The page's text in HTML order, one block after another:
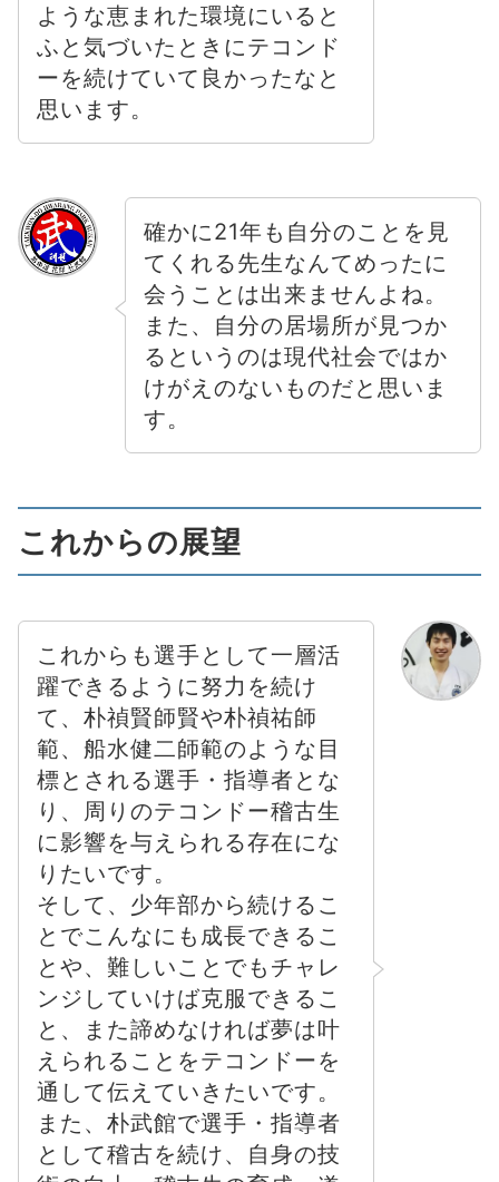
ような恵まれた環境にいると
ふと気づいたときにテコンド
ーを続けていて良かったなと
思います。
確かに21年も自分のことを見
てくれる先生なんてめったに
会うことは出来ませんよね。
また、自分の居場所が見つか
るというのは現代社会ではか
けがえのないものだと思いま
す。
これからの展望
これからも選手として一層活
躍できるように努力を続け
て、朴禎賢師賢や朴禎祐師
範、船水健二師範のような目
標とされる選手・指導者とな
り、周りのテコンドー稽古生
に影響を与えられる存在にな
りたいです。
そして、少年部から続けるこ
とでこんなにも成長できるこ
とや、難しいことでもチャレ
ンジしていけば克服できるこ
と、また諦めなければ夢は叶
えられることをテコンドーを
通して伝えていきたいです。
また、朴武館で選手・指導者
として稽古を続け、自身の技